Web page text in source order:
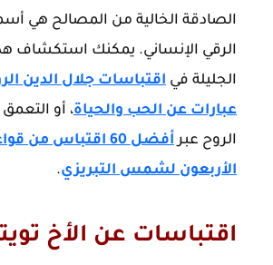
الصادقة الخالية من المصالح هي
الرقي الإنساني. يمكنك استكشاف
الجليلة في اقتباسات جلال الدين
عبارات عن الحب والحياة، أو
الروح عبر
أفضل 60 اقتباس من
الأربعون لشمس التبريزي.
اقتباسات عن الأخ